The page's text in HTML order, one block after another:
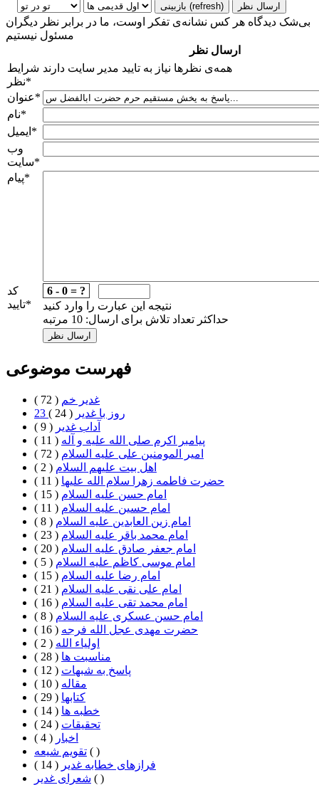
بی‌شک دیدگاه هر کس نشانه‌ی تفکر اوست، ما در برابر نظر دیگران
مسئول نیستیم
ارسال نظر
شرایط
نظر*
همه‌ی نظرها نیاز به تایید مدیر سایت دارند
عنوان*
نام*
ایمیل *
وب
سایت*
پیام*
کد
تایید*
6 - 0 = ?
نتیجه این عبارت را وارد کنید
حداکثر تعداد تلاش برای ارسال: 10 مرتبه
فهرست موضوعی
غدیر خم ( 72 )
23 روز با غدير ( 24 )
آداب غدیر ( 9 )
پیامبر اکرم صلی الله علیه و آله ( 11 )
امیر المومنین علی علیه السلام ( 72 )
اهل بيت علیهم السلام ( 2 )
حضرت فاطمه زهرا سلام الله علیها ( 11 )
امام حسن علیه السلام ( 15 )
امام حسین علیه السلام ( 11 )
امام زین العابدین علیه السلام ( 8 )
امام محمد باقر علیه السلام ( 23 )
امام جعفر صادق علیه السلام ( 20 )
امام موسی کاظم علیه السلام ( 5 )
امام رضا علیه السلام ( 15 )
امام علی نقی علیه السلام ( 21 )
امام محمد تقی علیه السلام ( 16 )
امام حسن عسکری علیه السلام ( 8 )
حضرت مهدی عجل الله فرجه ( 16 )
اولیاء الله ( 2 )
مناسبت ها ( 28 )
پاسخ به شبهات ( 12 )
مقاله ( 10 )
كتابها ( 29 )
خطبه ها ( 14 )
تحقيقات ( 24 )
اخبار ( 4 )
تقویم شیعه ( )
فرازهای خطابه غدیر ( 14 )
شعرای غدیر ( )